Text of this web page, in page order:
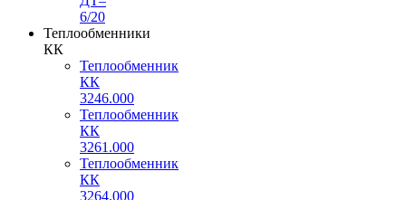
6/20
Теплообменники
КК
Теплообменник
КК
3246.000
Теплообменник
КК
3261.000
Теплообменник
КК
3264.000